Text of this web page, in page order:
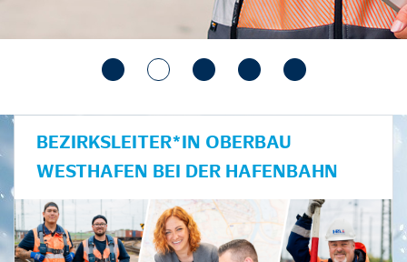
BEZIRKSLEITER*IN OBERBAU
WESTHAFEN BEI DER HAFENBAHN